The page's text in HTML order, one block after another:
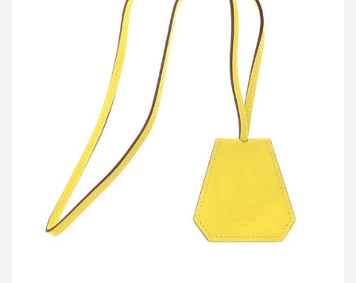
エルメス ハットクリップ カピュシーヌ
買取金額30,000円